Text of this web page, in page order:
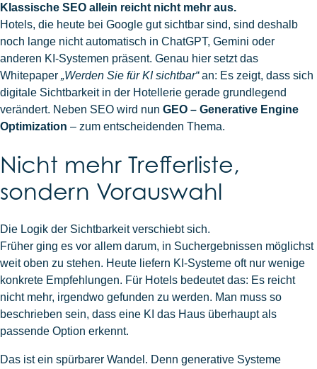
Klassische SEO allein reicht nicht mehr aus.
Hotels, die heute bei Google gut sichtbar sind, sind deshalb
noch lange nicht automatisch in ChatGPT, Gemini oder
anderen KI-Systemen präsent. Genau hier setzt das
Whitepaper „Werden Sie für KI sichtbar“an: Es zeigt, dass sich
digitale Sichtbarkeit in der Hotellerie gerade grundlegend
verändert. Neben SEO wird nun GEO – Generative Engine
Optimization – zum entscheidenden Thema.
Nicht mehr Trefferliste,
sondern Vorauswahl
Die Logik der Sichtbarkeit verschiebt sich.
Früher ging es vor allem darum, in Suchergebnissen möglichst
weit oben zu stehen. Heute liefern KI-Systeme oft nur wenige
konkrete Empfehlungen. Für Hotels bedeutet das: Es reicht
nicht mehr, irgendwo gefunden zu werden. Man muss so
beschrieben sein, dass eine KI das Haus überhaupt als
passende Option erkennt.
Das ist ein spürbarer Wandel. Denn generative Systeme